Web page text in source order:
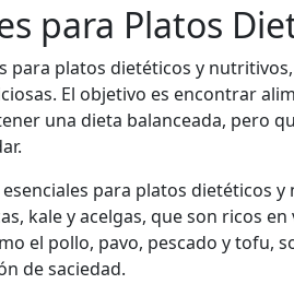
para Platos
para platos dietéticos y
El objetivo es encontrar
una dieta balanceada, pero
para platos dietéticos
kale y acelgas, que son ricos
el pollo, pavo, pescado y tofu,
de saciedad.